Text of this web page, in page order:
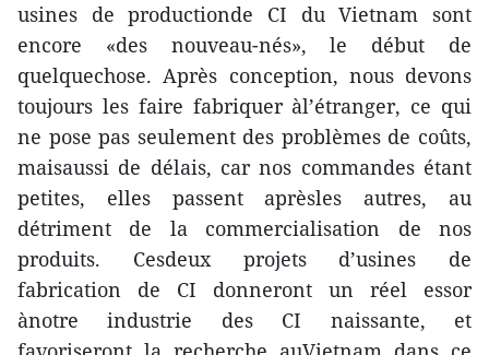
usines de productionde CI du Vietnam sont
encore «des nouveau-nés», le début de
quelquechose. Après conception, nous devons
toujours les faire fabriquer àl’étranger, ce qui
ne pose pas seulement des problèmes de coûts,
maisaussi de délais, car nos commandes étant
petites, elles passent aprèsles autres, au
détriment de la commercialisation de nos
produits. Cesdeux projets d’usines de
fabrication de CI donneront un réel essor
ànotre industrie des CI naissante, et